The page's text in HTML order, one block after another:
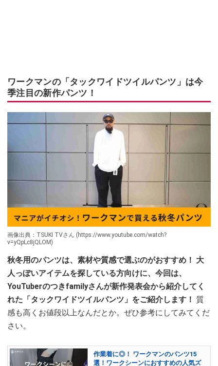
ワークマンの「タックワイドツイルパンツ」は今
季注目の新作パンツ！
画像出典：TSUKI TVさん (https://www.youtube.com/watch?
v=yQpLc8jQLOM)
秋冬用のパンツは、素材や質感で選ぶのがおすすめ！ 大
人っぽいアイテムを探している方向けに、今回は、
YouTuberのつきfamilyさんが新作発表会から紹介してく
れた「タックワイドツイルパンツ」をご紹介します！ 質
感も高くお値段以上なんだとか。ぜひ参考にしてみてくだ
さい。
作業着に◎！ ワークマンのパンツ15
選！ワークシーンにおすすめの人気ズ